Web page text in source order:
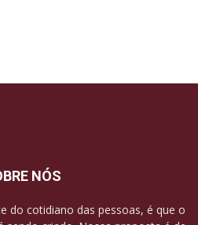
NÓS
do cotidiano das pessoas, é que o